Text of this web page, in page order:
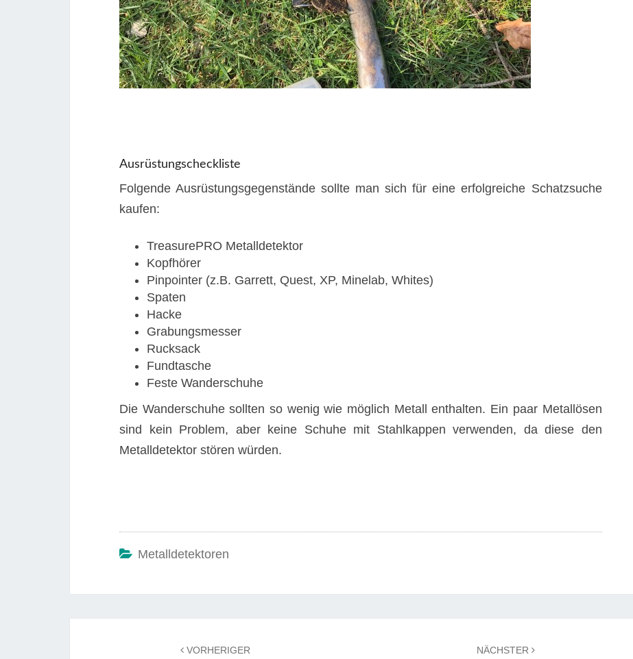
Ausrüstungscheckliste
Folgende Ausrüstungsgegenstände sollte man sich für eine erfolgreiche Schatzsuche
kaufen:
TreasurePRO Metalldetektor
Kopfhörer
Pinpointer (z.B. Garrett, Quest, XP, Minelab, Whites)
Spaten
Hacke
Grabungsmesser
Rucksack
Fundtasche
Feste Wanderschuhe
Die Wanderschuhe sollten so wenig wie möglich Metall enthalten. Ein paar Metallösen
sind kein Problem, aber keine Schuhe mit Stahlkappen verwenden, da diese den
Metalldetektor stören würden.
Metalldetektoren
VORHERIGER NÄCHSTER